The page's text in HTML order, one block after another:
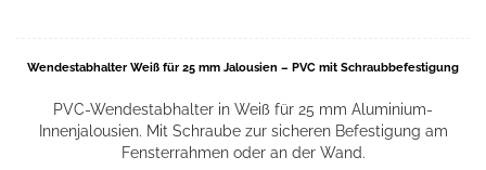
Wendestabhalter Weiß für 25 mm Jalousien – PVC mit Schraubbefestigung
PVC-Wendestabhalter in Weiß für 25 mm Aluminium-
Innenjalousien. Mit Schraube zur sicheren Befestigung am
Fensterrahmen oder an der Wand.